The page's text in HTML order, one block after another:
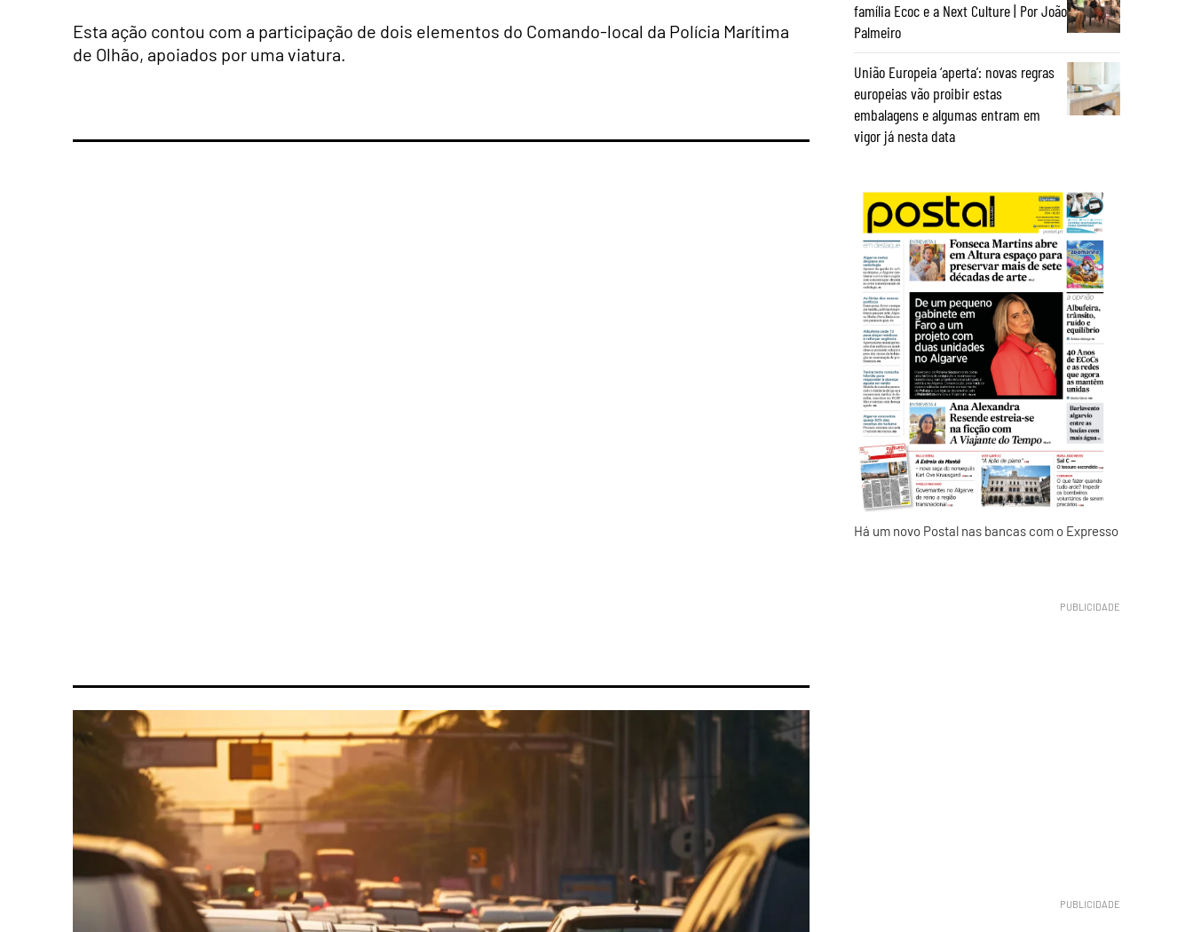
Esta ação contou com a participação de dois elementos do Comando-local da Polícia Marítima
de Olhão, apoiados por uma viatura.
família Ecoc e a Next Culture | Por João
Palmeiro
União Europeia ‘aperta’: novas regras
europeias vão proibir estas
embalagens e algumas entram em
vigor já nesta data
Há um novo Postal nas bancas com o Expresso